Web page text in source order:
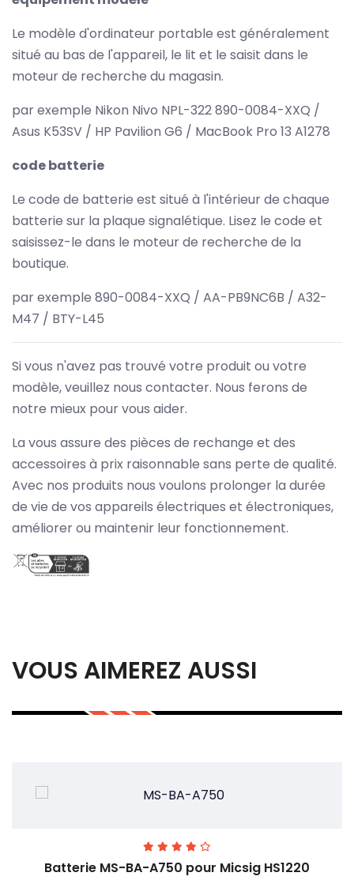
Le modèle d'ordinateur portable est généralement
situé au bas de l'appareil, le lit et le saisit dans le
moteur de recherche du magasin.
par exemple Nikon Nivo NPL-322 890-0084-XXQ /
Asus K53SV / HP Pavilion G6 / MacBook Pro 13 A1278
code batterie
Le code de batterie est situé à l'intérieur de chaque
batterie sur la plaque signalétique. Lisez le code et
saisissez-le dans le moteur de recherche de la
boutique.
par exemple 890-0084-XXQ / AA-PB9NC6B / A32-
M47 / BTY-L45
Si vous n'avez pas trouvé votre produit ou votre
modèle, veuillez nous contacter. Nous ferons de
notre mieux pour vous aider.
La vous assure des pièces de rechange et des
accessoires à prix raisonnable sans perte de qualité.
Avec nos produits nous voulons prolonger la durée
de vie de vos appareils électriques et électroniques,
améliorer ou maintenir leur fonctionnement.
VOUS AIMEREZ AUSSI
Batterie MS-BA-A750 pour Micsig HS1220